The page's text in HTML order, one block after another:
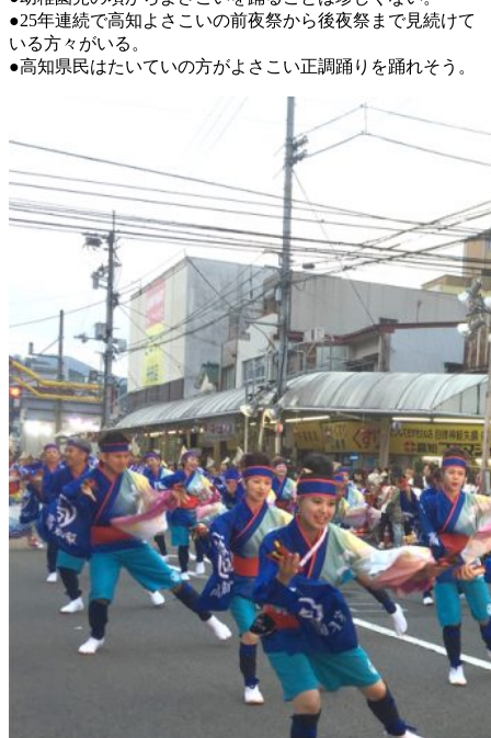
●25年連続で高知よさこいの前夜祭から後夜祭まで見続けて
いる方々がいる。
●高知県民はたいていの方がよさこい正調踊りを踊れそう。